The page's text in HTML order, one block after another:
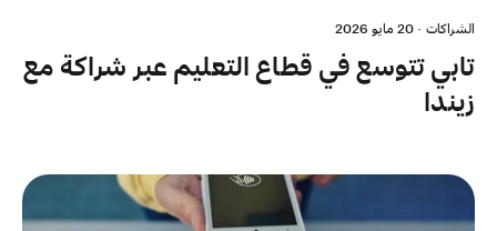
الشراكات · 20 مايو 2026
تابي تتوسع في قطاع التعليم عبر شراكة مع
زيندا